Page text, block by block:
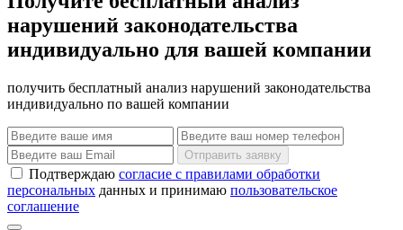
нарушений законодательства
индивидуально для вашей компании
получить бесплатный анализ нарушений законодательства
индивидуально по вашей компании
Отправить заявку
Подтверждаю согласие с правилами обработки
персональных данных и принимаю пользовательское
соглашение